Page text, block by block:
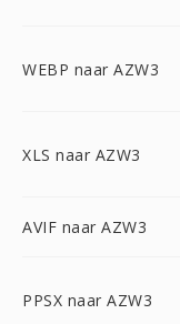
WEBP naar AZW3
XLS naar AZW3
AVIF naar AZW3
PPSX naar AZW3